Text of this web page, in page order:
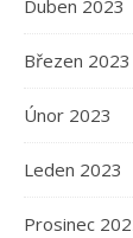
Duben 2023
Březen 2023
Únor 2023
Leden 2023
Prosinec